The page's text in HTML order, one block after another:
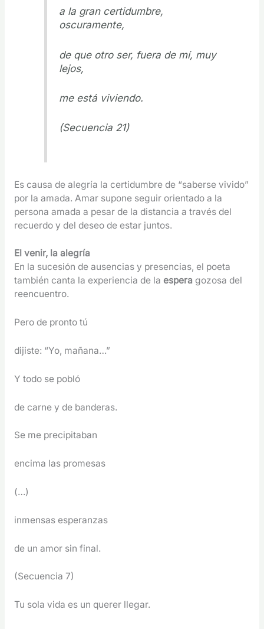
a la gran certidumbre,
oscuramente,
de que otro ser, fuera de mí, muy
lejos,
me está viviendo.
(Secuencia 21)
Es causa de alegría la certidumbre de “saberse vivido”
por la amada. Amar supone seguir orientado a la
persona amada a pesar de la distancia a través del
recuerdo y del deseo de estar juntos.
El venir, la alegría
En la sucesión de ausencias y presencias, el poeta
también canta la experiencia de la espera gozosa del
reencuentro.
Pero de pronto tú
dijiste: “Yo, mañana…”
Y todo se pobló
de carne y de banderas.
Se me precipitaban
encima las promesas
(…)
inmensas esperanzas
de un amor sin final.
(Secuencia 7)
Tu sola vida es un querer llegar.